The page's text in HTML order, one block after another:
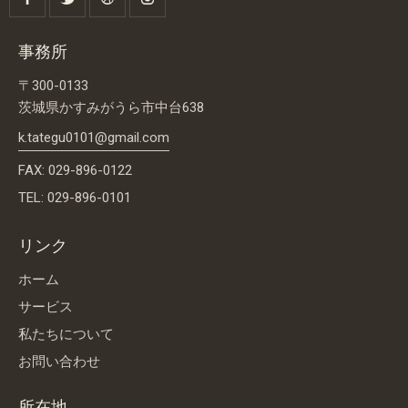
事務所
〒300-0133
茨城県かすみがうら市中台638
k.tategu0101@gmail.com
FAX: 029-896-0122
TEL: 029-896-0101
リンク
ホーム
サービス
私たちについて
お問い合わせ